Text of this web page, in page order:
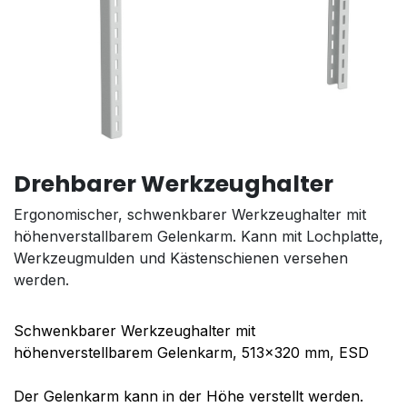
Drehbarer Werkzeughalter
Ergonomischer, schwenkbarer Werkzeughalter mit
höhenverstallbarem Gelenkarm. Kann mit Lochplatte,
Werkzeugmulden und Kästenschienen versehen
werden.
Schwenkbarer Werkzeughalter mit
höhenverstellbarem Gelenkarm, 513x320 mm, ESD
Der Gelenkarm kann in der Höhe verstellt werden.